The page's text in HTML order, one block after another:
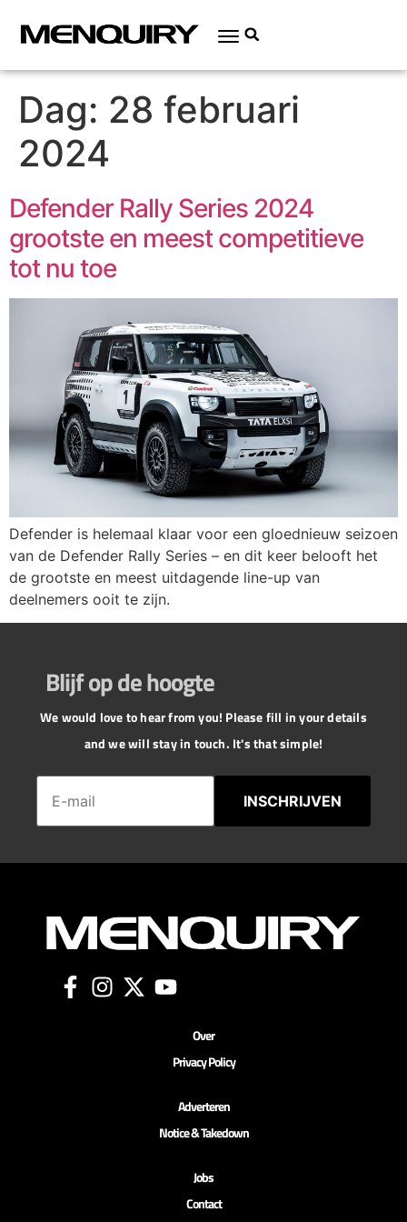
Dag: 28 februari
2024
Defender Rally Series 2024
grootste en meest competitieve
tot nu toe
Defender is helemaal klaar voor een gloednieuw seizoen
van de Defender Rally Series – en dit keer belooft het
de grootste en meest uitdagende line-up van
deelnemers ooit te zijn.
Blijf op de hoogte
We would love to hear from you! Please fill in your details
and we will stay in touch. It's that simple!
INSCHRIJVEN
Over
Privacy Policy
Adverteren
Notice & Takedown
Jobs
Contact